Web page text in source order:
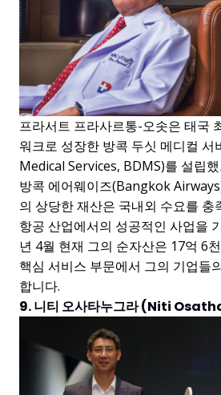
프라서트 프라사르통-오솟은 태국
워크로 성장한 방콕 두싯 메디컬
Medical Services, BDMS)를 설립
방콕 에어웨이즈(Bangkok
의 상당한 재산은 국내외 수요를 충
항공 산업에서의 성공적인 사업을
년 4월 현재 그의 순자산은 17억 6
핵심 서비스 부문에서 그의 기업들
합니다.
9. 니티 오사타누그라 (Niti